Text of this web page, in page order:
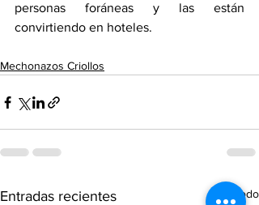
personas foráneas y las están
convirtiendo en hoteles.
Mechonazos Criollos
Entradas recientes Ver todo